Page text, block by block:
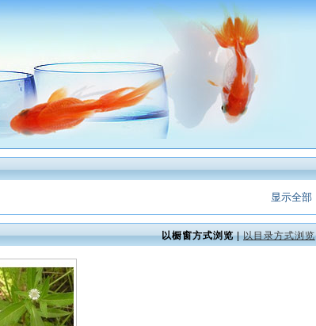
显示全部
以橱窗方式浏览|以目录方式浏览